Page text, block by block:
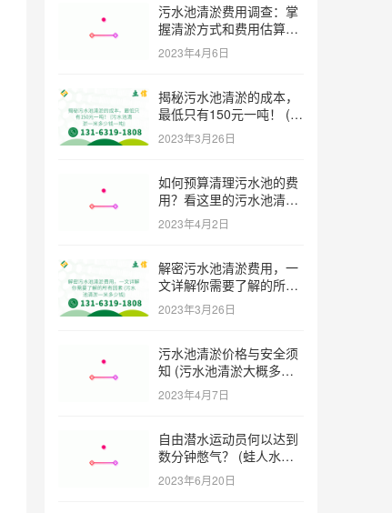
污水池清淤费用调查：掌
握清淤方式和费用估算技
巧 (污水池清淤多少钱一
方米)
2023年4月6日
揭秘污水池清淤的成本，
最低只有150元一吨！ (污
水池清淤一米多少钱一吨)
2023年3月26日
如何预算清理污水池的费
用？看这里的污水池清淤
工程报价表范本！ (污水
池清淤工程报价表范本)
2023年4月2日
解密污水池清淤费用，一
文详解你需要了解的所有
因素 (污水池清淤一米多
少钱)
2023年3月26日
污水池清淤价格与安全须
知 (污水池清淤大概多少
一方)
2023年4月7日
自由潜水运动员何以达到
数分钟憋气？ (蛙人水下
憋气最长多久)
2023年6月20日